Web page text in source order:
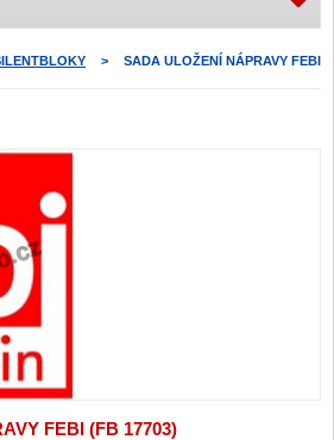
>
SADA ULOŽENÍ NÁPRAVY FEBI
FEBI (FB 17703)